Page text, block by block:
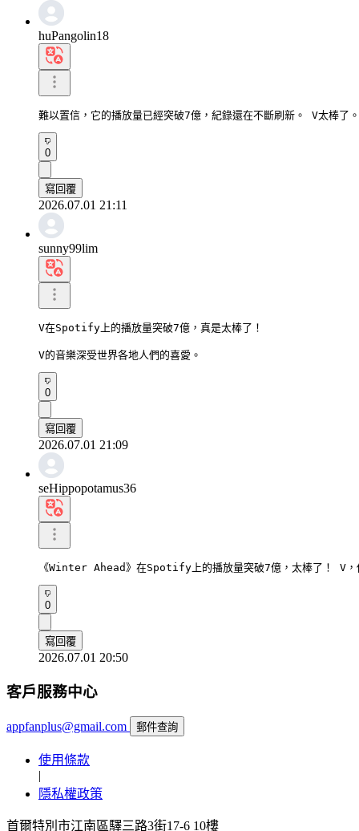
huPangolin18
難以置信，它的播放量已經突破7億，紀錄還在不斷刷新。 V太棒了。
0
寫回覆
2026.07.01 21:11
sunny99lim
V在Spotify上的播放量突破7億，真是太棒了！
V的音樂深受世界各地人們的喜愛。
0
寫回覆
2026.07.01 21:09
seHippopotamus36
《Winter Ahead》在Spotify上的播放量突破7億，太棒了！ V
0
寫回覆
2026.07.01 20:50
客戶服務中心
appfanplus@gmail.com 郵件查詢
使用條款
|
隱私權政策
首爾特別市江南區驛三路3街17-6 10樓